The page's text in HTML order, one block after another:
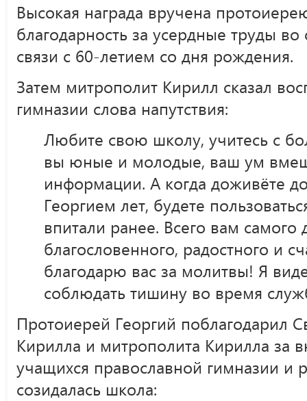
Высокая награда вручена
благодарность за усердные труды
связи с 60-летием со дня рождения.
Затем митрополит Кирилл сказал
гимназии слова напутствия:
Любите свою школу, учитесь с
вы юные и молодые, ваш ум
информации. А когда доживёте
Георгием лет, будете
впитали ранее. Всего вам самого
благословенного, радостного и
благодарю вас за молитвы! Я
соблюдать тишину во время
Протоиерей Георгий поблагодарил
Кирилла и митрополита Кирилла за
учащихся православной гимназии и
созидалась школа: